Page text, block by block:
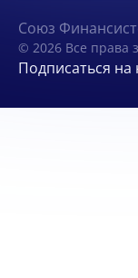
Союз
© 2026 Все
Подписаться на